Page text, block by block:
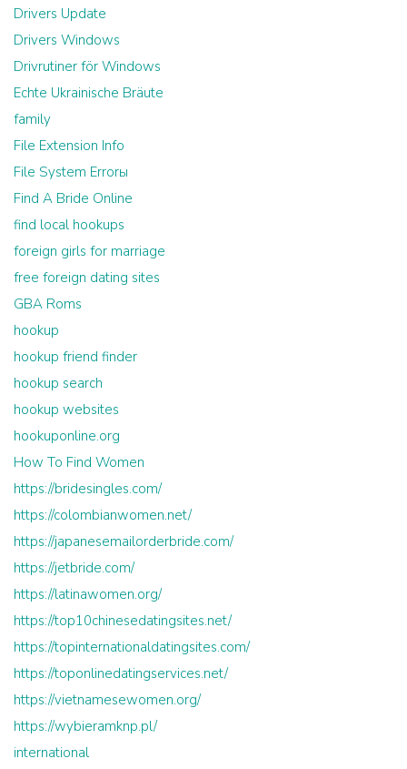
Drivers Update
Drivers Windows
Drivrutiner för Windows
Echte Ukrainische Bräute
family
File Extension Info
File System Errorы
Find A Bride Online
find local hookups
foreign girls for marriage
free foreign dating sites
GBA Roms
hookup
hookup friend finder
hookup search
hookup websites
hookuponline.org
How To Find Women
https://bridesingles.com/
https://colombianwomen.net/
https://japanesemailorderbride.com/
https://jetbride.com/
https://latinawomen.org/
https://top10chinesedatingsites.net/
https://topinternationaldatingsites.com/
https://toponlinedatingservices.net/
https://vietnamesewomen.org/
https://wybieramknp.pl/
international